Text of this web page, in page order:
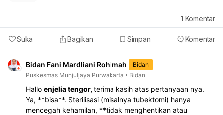
Suka Bagikan Simpan Komentar
1 Komentar
Bidan Fani Mardliani Rohimah
Bidan
Puskesmas Munjuljaya Purwakarta
Bidan
Hallo enjelia tengor, terima kasih atas pertanyaan nya.
Ya, **bisa**. Sterilisasi (misalnya tubektomi) hanya
mencegah kehamilan, **tidak menghentikan atau